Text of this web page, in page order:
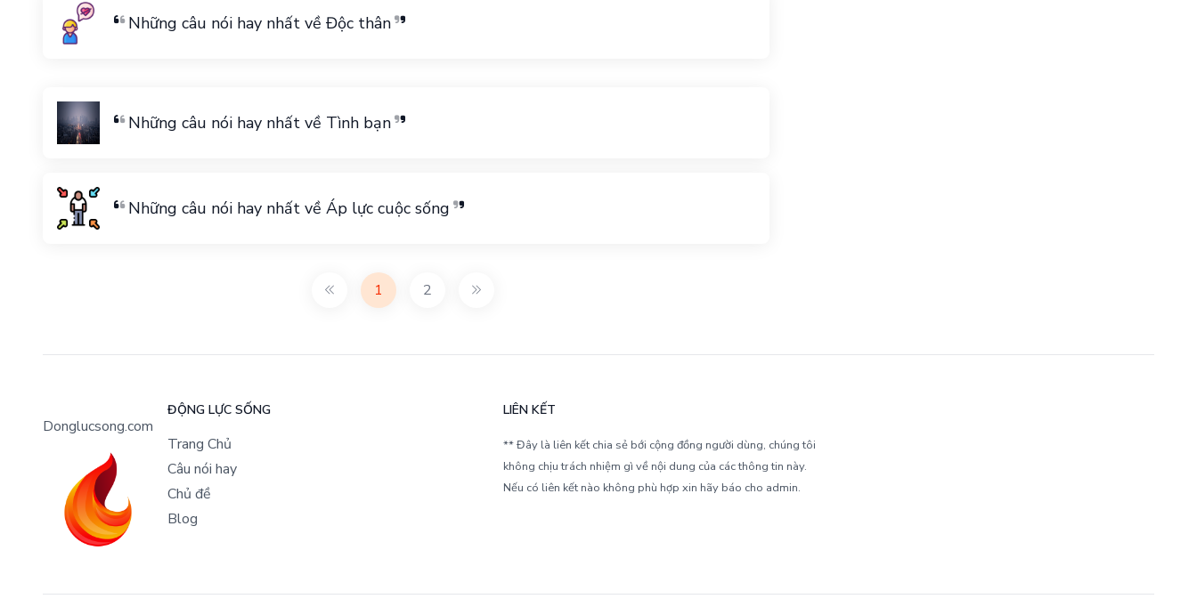
Những câu nói hay nhất về Độc thân
Những câu nói hay nhất về Tình bạn
Những câu nói hay nhất về Áp lực cuộc sống
1 2
Donglucsong.com
ĐỘNG LỰC SỐNG
Trang Chủ
Câu nói hay
Chủ đề
Blog
LIÊN KẾT
** Đây là liên kết chia sẻ bới cộng đồng người dùng, chúng tôi
không chịu trách nhiệm gì về nội dung của các thông tin này.
Nếu có liên kết nào không phù hợp xin hãy báo cho admin.